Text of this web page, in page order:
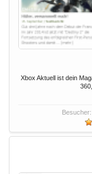
Xbox Aktuell ist dein
Besucher: